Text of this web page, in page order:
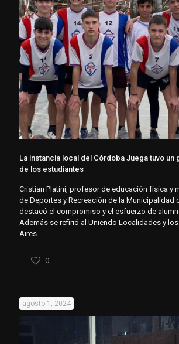
La instancia local del Córdoba Juega tuvo un
de los estudiantes
Cristian Platini, profesor de educación física y
de Deportes y Recreación de la Municipalidad
destacó el compromiso y el esfuerzo de
Además se refirió al Uniendo Localidades y
Aires.
0
agosto 1, 2024